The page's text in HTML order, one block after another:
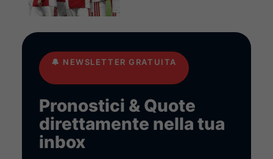
🔔 NEWSLETTER GRATUITA
Pronostici & Quote
direttamente nella tua
inbox